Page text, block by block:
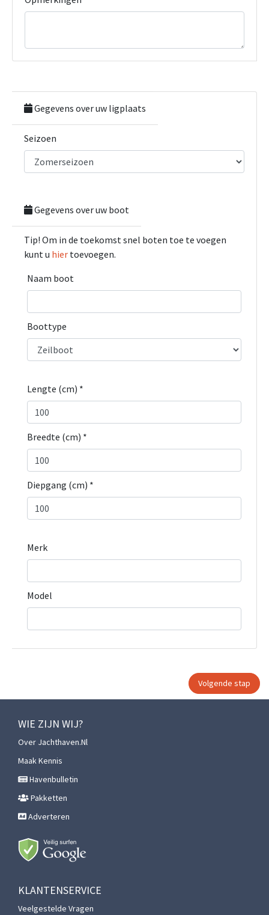
Gegevens over uw ligplaats
Seizoen
Gegevens over uw boot
Tip! Om in de toekomst snel boten toe te voegen
kunt u hier toevoegen.
Naam boot
Boottype
Lengte (cm) *
Breedte (cm) *
Diepgang (cm) *
Merk
Model
WIE ZIJN WIJ?
Over Jachthaven.nl
Maak Kennis
Havenbulletin
Pakketten
Adverteren
KLANTENSERVICE
Veelgestelde Vragen